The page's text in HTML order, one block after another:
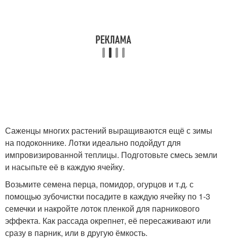
Саженцы многих растений выращиваются ещё с зимы
на подоконнике. Лотки идеально подойдут для
импровизированной теплицы. Подготовьте смесь земли
и насыпьте её в каждую ячейку.
Возьмите семена перца, помидор, огурцов и т.д. с
помощью зубочистки посадите в каждую ячейку по 1-3
семечки и накройте лоток пленкой для парникового
эффекта. Как рассада окрепнет, её пересаживают или
сразу в парник, или в другую ёмкость.